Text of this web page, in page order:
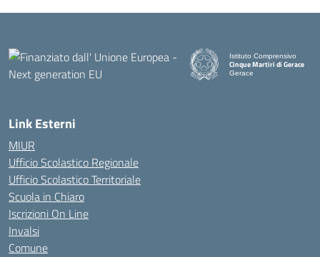
Istituto Comprensivo
Cinque Martiri di Gerace
Gerace
Link Esterni
MIUR
Ufficio Scolastico Regionale
Ufficio Scolastico Territoriale
Scuola in Chiaro
Iscrizioni On Line
Invalsi
Comune